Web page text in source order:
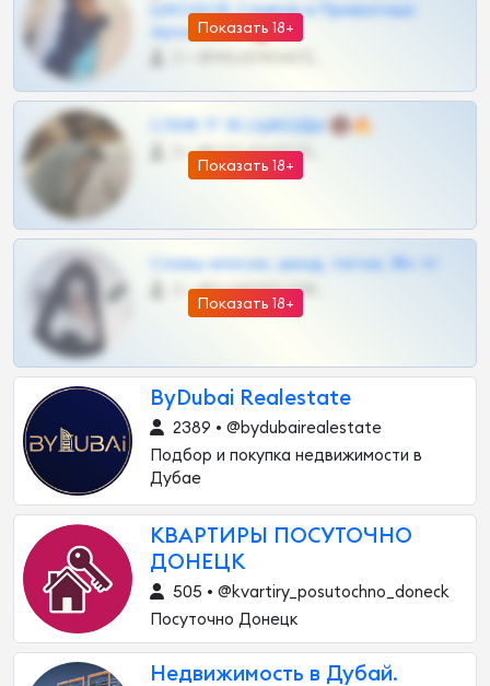
Показать 18+
ШКОДОВ Сливов и Приватных
Архивов ТГ 🔞💎
Показать 18+
СЛИВ ТГ 18 | ШКОДЫ 🔞🔥
0 •
Показать 18+
Сливы вписок, шкод, теток, 18+ тг
0 •
ByDubai Realestate
2389 • @bydubairealestate
Подбор и покупка недвижимости в
Дубае
КВАРТИРЫ ПОСУТОЧНО
ДОНЕЦК
505 • @kvartiry_posutochno_doneck
Посуточно Донецк
Недвижимость в Дубай.